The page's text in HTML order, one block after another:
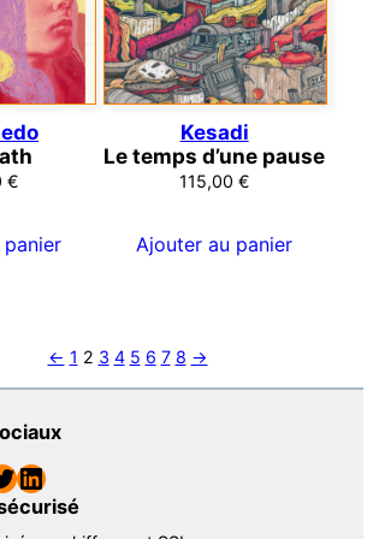
€
Kesadi
Le temps d’une pause
115,00 €
Ajouter au panier
← 1 2 3 4 5 6 7 8 →
LinkedIn